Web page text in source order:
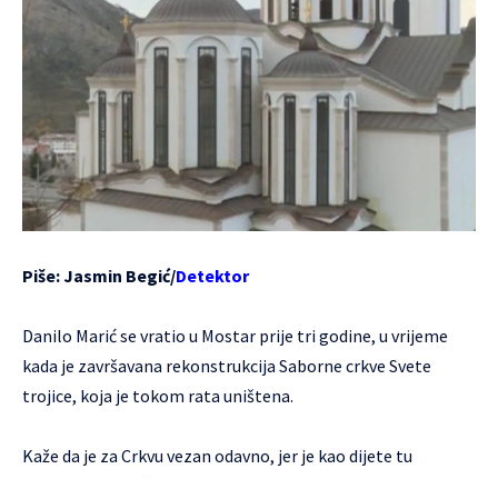
Piše: Jasmin Begić/Detektor
Danilo Marić se vratio u Mostar prije tri godine, u vrijeme
kada je završavana rekonstrukcija Saborne crkve Svete
trojice, koja je tokom rata uništena.
Kaže da je za Crkvu vezan odavno, jer je kao dijete tu